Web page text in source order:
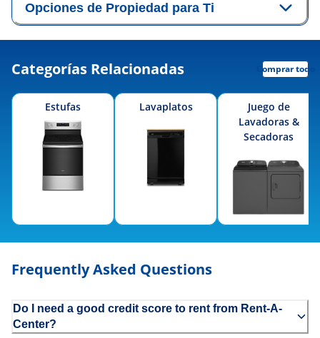
Opciones de Propiedad para Ti
Categorías Relacionadas Comprar todo
Estufas Lavaplatos
Juego de
Lavadoras &
Secadoras
Frequently Asked Questions
Do I need a good credit score to rent from Rent-A-
Center?